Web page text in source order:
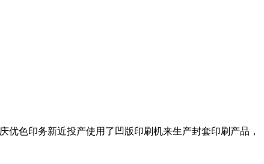
优色印务新近投产使用了凹版印刷机来生产封套印刷产品，